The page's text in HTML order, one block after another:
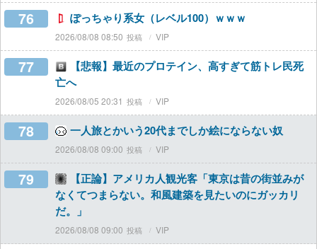
76 ぽっちゃり系女（レベル100）ｗｗｗ
2026/08/08 08:50 VIP
77
【悲報】最近のプロテイン、高すぎて筋トレ民死
亡へ
2026/08/05 20:31 VIP
78 一人旅とかいう20代までしか絵にならない奴
2026/08/08 09:00 VIP
79
【正論】アメリカ人観光客「東京は昔の街並みが
なくてつまらない。和風建築を見たいのにガッカリ
だ。」
2026/08/08 09:00 VIP